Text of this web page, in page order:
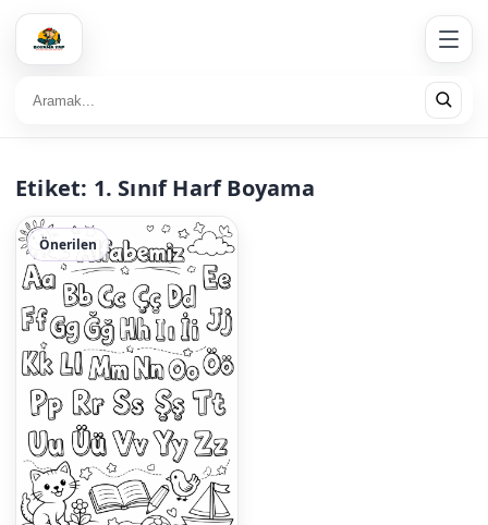
Etiket: 1. Sınıf Harf Boyama
Önerilen